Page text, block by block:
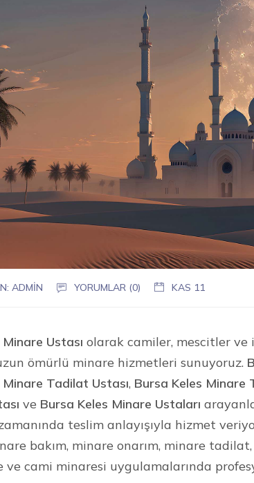
ADMIN YORUMLAR (0) KAS 11
Ustası olarak camiler, mescitler
ömürlü minare hizmetleri sunuyoruz.
Minare Tadilat Ustası, Bursa Keles Minare
ve Bursa Keles Minare Ustaları
teslim anlayışıyla hizmet
bakım, minare onarım, minare
ve cami minaresi uygulamalarında